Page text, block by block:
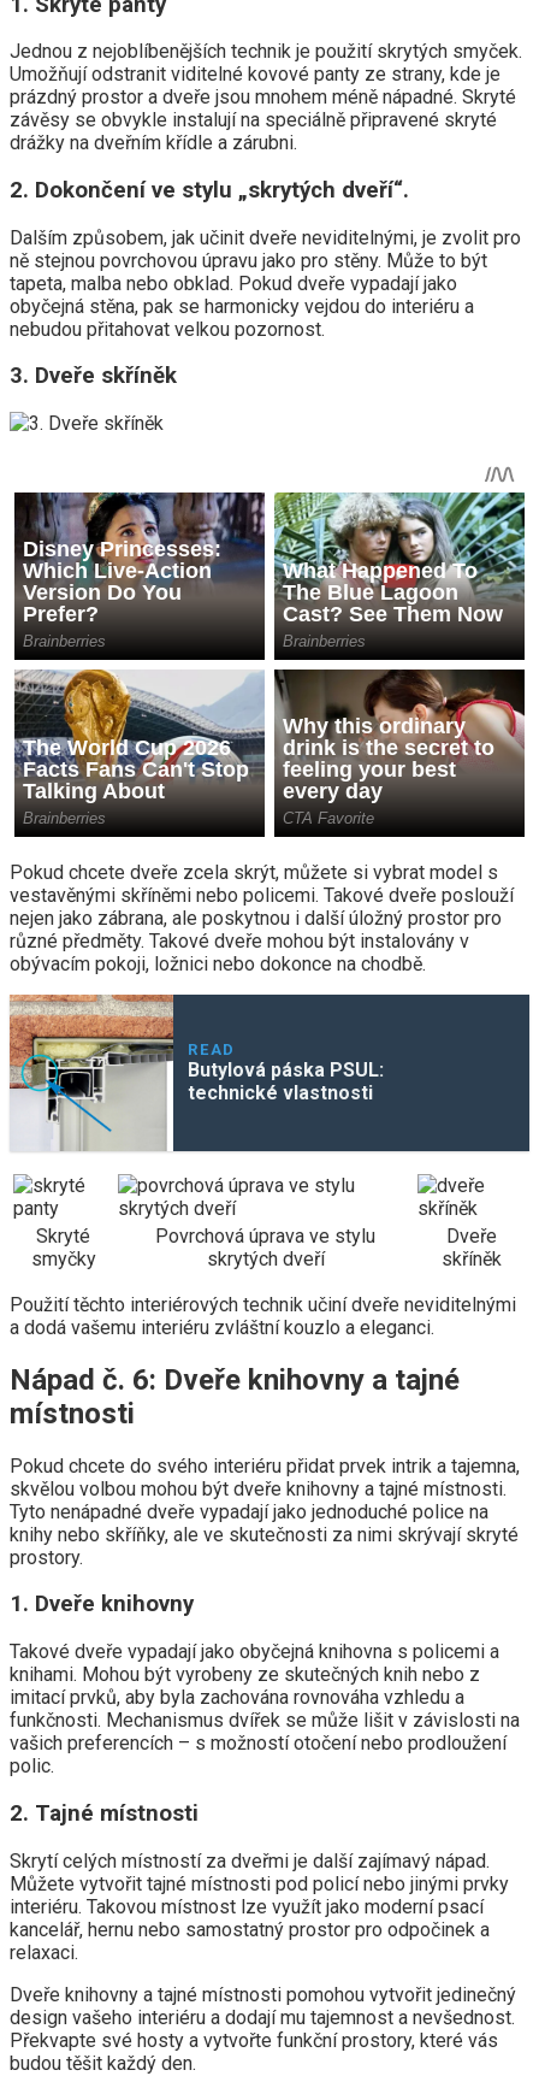
Jednou z nejoblíbenějších technik je použití skrytých smyček.
Umožňují odstranit viditelné kovové panty ze strany, kde je
prázdný prostor a dveře jsou mnohem méně nápadné. Skryté
závěsy se obvykle instalují na speciálně připravené skryté
drážky na dveřním křídle a zárubni.
2. Dokončení ve stylu „skrytých dveří“.
Dalším způsobem, jak učinit dveře neviditelnými, je zvolit pro
ně stejnou povrchovou úpravu jako pro stěny. Může to být
tapeta, malba nebo obklad. Pokud dveře vypadají jako
obyčejná stěna, pak se harmonicky vejdou do interiéru a
nebudou přitahovat velkou pozornost.
3. Dveře skříněk
Pokud chcete dveře zcela skrýt, můžete si vybrat model s
vestavěnými skříněmi nebo policemi. Takové dveře poslouží
nejen jako zábrana, ale poskytnou i další úložný prostor pro
různé předměty. Takové dveře mohou být instalovány v
obývacím pokoji, ložnici nebo dokonce na chodbě.
READ
Butylová páska PSUL:
technické vlastnosti
Skryté
smyčky
Povrchová úprava ve stylu
skrytých dveří
Dveře
skříněk
Použití těchto interiérových technik učiní dveře neviditelnými
a dodá vašemu interiéru zvláštní kouzlo a eleganci.
Nápad č. 6: Dveře knihovny a tajné
místnosti
Pokud chcete do svého interiéru přidat prvek intrik a tajemna,
skvělou volbou mohou být dveře knihovny a tajné místnosti.
Tyto nenápadné dveře vypadají jako jednoduché police na
knihy nebo skříňky, ale ve skutečnosti za nimi skrývají skryté
prostory.
1. Dveře knihovny
Takové dveře vypadají jako obyčejná knihovna s policemi a
knihami. Mohou být vyrobeny ze skutečných knih nebo z
imitací prvků, aby byla zachována rovnováha vzhledu a
funkčnosti. Mechanismus dvířek se může lišit v závislosti na
vašich preferencích – s možností otočení nebo prodloužení
polic.
2. Tajné místnosti
Skrytí celých místností za dveřmi je další zajímavý nápad.
Můžete vytvořit tajné místnosti pod policí nebo jinými prvky
interiéru. Takovou místnost lze využít jako moderní psací
kancelář, hernu nebo samostatný prostor pro odpočinek a
relaxaci.
Dveře knihovny a tajné místnosti pomohou vytvořit jedinečný
design vašeho interiéru a dodají mu tajemnost a nevšednost.
Překvapte své hosty a vytvořte funkční prostory, které vás
budou těšit každý den.